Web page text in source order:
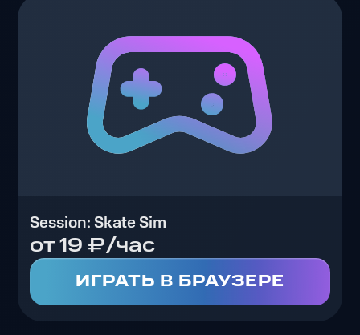
Session: Skate Sim
от 19 ₽/час
ИГРАТЬ В БРАУЗЕРЕ